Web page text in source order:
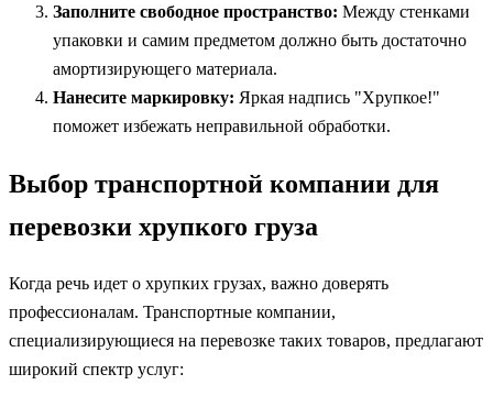
Заполните свободное пространство: Между стенками
упаковки и самим предметом должно быть достаточно
амортизирующего материала.
Нанесите маркировку: Яркая надпись "Хрупкое!"
поможет избежать неправильной обработки.
Выбор транспортной компании для
перевозки хрупкого груза
Когда речь идет о хрупких грузах, важно доверять
профессионалам. Транспортные компании,
специализирующиеся на перевозке таких товаров, предлагают
широкий спектр услуг: